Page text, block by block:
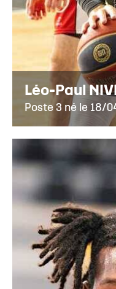
Léo-Paul
Poste 3 né le 18/